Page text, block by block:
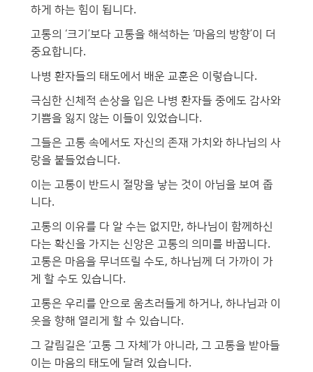
하게 하는 힘이 됩니다.
고통의 ‘크기’보다 고통을 해석하는 ‘마음의 방향’이 더
중요합니다.
나병 환자들의 태도에서 배운 교훈은 이렇습니다.
극심한 신체적 손상을 입은 나병 환자들 중에도 감사와
기쁨을 잃지 않는 이들이 있었습니다.
그들은 고통 속에서도 자신의 존재 가치와 하나님의 사
랑을 붙들었습니다.
이는 고통이 반드시 절망을 낳는 것이 아님을 보여 줍
니다.
고통의 이유를 다 알 수는 없지만, 하나님이 함께하신
다는 확신을 가지는 신앙은 고통의 의미를 바꿉니다.
고통은 마음을 무너뜨릴 수도, 하나님께 더 가까이 가
게 할 수도 있습니다.
고통은 우리를 안으로 움츠러들게 하거나, 하나님과 이
웃을 향해 열리게 할 수 있습니다.
그 갈림길은 ‘고통 그 자체’가 아니라, 그 고통을 받아들
이는 마음의 태도에 달려 있습니다.